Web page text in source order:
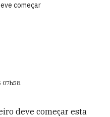
começar
07h58.
deve começar esta